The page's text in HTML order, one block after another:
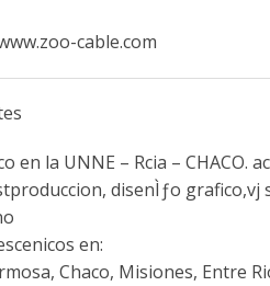
cable.com
en la UNNE – Rcia –
disenÌƒo grafico,vj
en:
Chaco, Misiones, Entre